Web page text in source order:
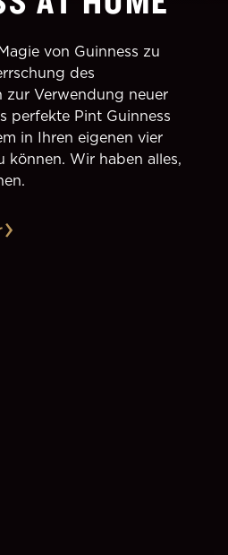
von Guinness zu
des
zur Verwendung neuer
perfekte Pint Guinness
in Ihren eigenen vier
können. Wir haben alles,